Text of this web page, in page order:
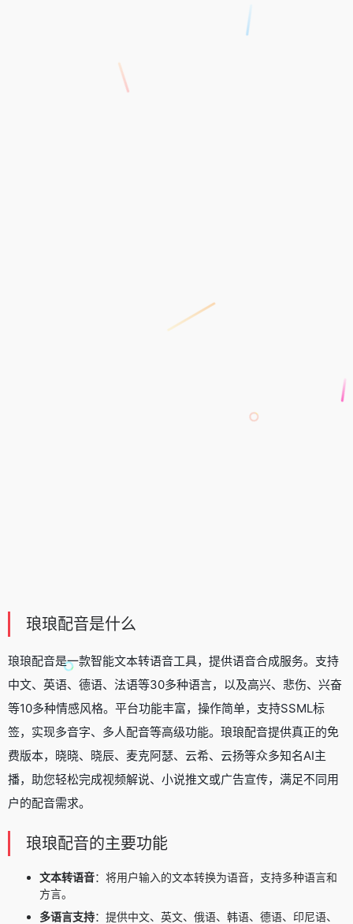
琅琅配音是什么
琅琅配音是一款智能文本转语音工具，提供语音合成服务。支持
中文、英语、德语、法语等30多种语言，以及高兴、悲伤、兴奋
等10多种情感风格。平台功能丰富，操作简单，支持SSML标
签，实现多音字、多人配音等高级功能。琅琅配音提供真正的免
费版本，晓晓、晓辰、麦克阿瑟、云希、云扬等众多知名AI主
播，助您轻松完成视频解说、小说推文或广告宣传，满足不同用
户的配音需求。
琅琅配音的主要功能
文本转语音：将用户输入的文本转换为语音，支持多种语言和
方言。
多语言支持：提供中文、英文、俄语、韩语、德语、印尼语、